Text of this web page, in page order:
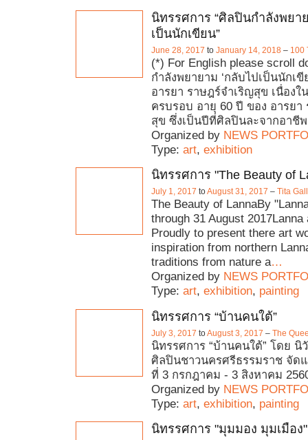
นิทรรศการ “ศิลปินกำลังพยา
เป็นนักเขียน”
June 28, 2017 to January 14, 2018 – 100
(*) For English please scroll
กำลังพยายาม ‘กลับไปเป็นนักเขี
อารยา ราษฎร์จำเริญสุข เนื่องใ
ครบรอบ อายุ 60 ปี ของ อารยา
สุข ซึ่งเป็นปีที่ศิลปินละจากอาชี
Organized by NEWS
Type: art, exhibition
นิทรรศการ "The Beauty of
July 1, 2017 toAugust 31, 2017 – Tita
The Beauty of LannaBy
through 31 August
Proudly to present there art
inspiration from northern
traditions from nature a…
Organized by NEWS
Type: art, exhibition, painting
นิทรรศการ “บ้านคนใต้”
July 3, 2017 toAugust 3, 2017 – The
นิทรรศการ “บ้านคนใต้” โดย
ศิลปินชาวนครศรีธรรมราช จัด
ที่ 3 กรกฎาคม - 3 สิงหาคม
Organized by NEWS
Type: art, exhibition, painting
นิทรรศการ "มุมมอง มุมเมือง"